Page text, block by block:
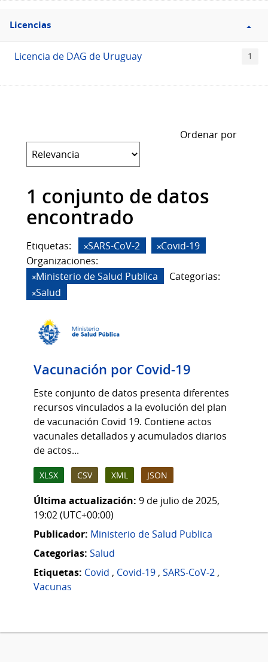
Filtro
Licencias
Licencias
Licencia de DAG de Uruguay 1
Ordenar por
1 conjunto de datos
encontrado
Etiquetas: SARS-CoV-2
Covid-19
Organizaciones:
Ministerio de Salud Publica
Categorias:
Salud
Vacunación por Covid-19
Este conjunto de datos presenta diferentes
recursos vinculados a la evolución del plan
de vacunación Covid 19. Contiene actos
vacunales detallados y acumulados diarios
de actos...
XLSX CSV XML JSON
Última actualización: 9 de julio de 2025,
19:02 (UTC+00:00)
Publicador: Ministerio de Salud Publica
Categorias: Salud
Etiquetas: Covid , Covid-19 , SARS-CoV-2 ,
Vacunas